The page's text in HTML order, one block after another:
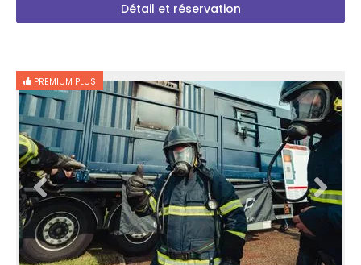
Détail et réservation
PREMIUM PLUS